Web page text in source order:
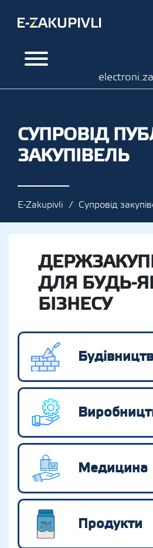
СУПРОВІД
ЗАКУПІВЕЛЬ
E-Zakupivli Супровід
ДЛЯ БУДЬ-
БІЗНЕСУ
Медицина
Продукти